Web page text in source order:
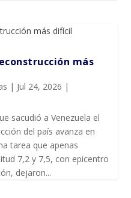
más
| Jul 24, 2026 |
sacudió a Venezuela el
del país avanza en
tarea que apenas
7,2 y 7,5, con epicentro
dejaron...